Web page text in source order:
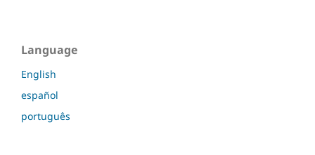
Language
English
español
português